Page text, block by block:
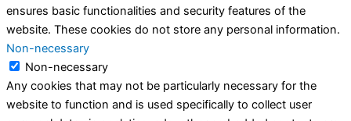
ensures basic functionalities and security features of the
website. These cookies do not store any personal information.
Non-necessary
Non-necessary
Any cookies that may not be particularly necessary for the
website to function and is used specifically to collect user